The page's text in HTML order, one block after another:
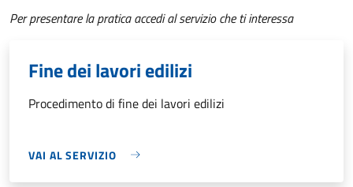
Per presentare la pratica accedi al servizio che ti interessa
Fine dei lavori edilizi
Procedimento di fine dei lavori edilizi
VAI AL SERVIZIO